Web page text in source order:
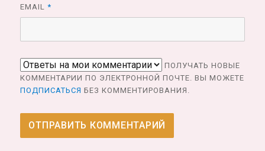
EMAIL*
ПОЛУЧАТЬ НОВЫЕ
КОММЕНТАРИИ ПО ЭЛЕКТРОННОЙ ПОЧТЕ. ВЫ МОЖЕТЕ
ПОДПИСАТЬСЯ БЕЗ КОММЕНТИРОВАНИЯ.